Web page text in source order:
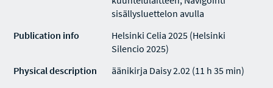
sisällysluettelon avulla
Publication info
Helsinki Celia 2025 (Helsinki
Silencio 2025)
Physical description
äänikirja Daisy 2.02 (11 h 35 min)